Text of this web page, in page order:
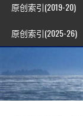
原创索引(2019-20)
原创索引(2025-26)